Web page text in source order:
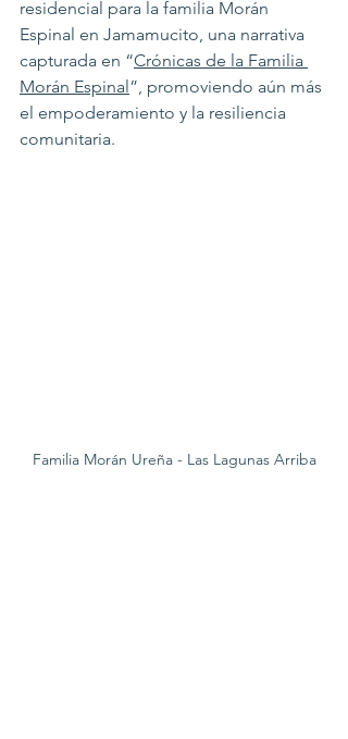
residencial para la familia Morán
Espinal en Jamamucito, una narrativa
capturada en “Crónicas de la Familia
Morán Espinal”, promoviendo aún más
el empoderamiento y la resiliencia
comunitaria.
Familia Morán Ureña - Las Lagunas Arriba